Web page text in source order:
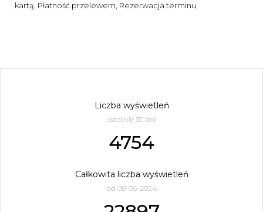
kartą, Płatność przelewem, Rezerwacja terminu,
Liczba wyświetleń
ostatnie 30 dni
4754
Całkowita liczba wyświetleń
od 08-06-2024